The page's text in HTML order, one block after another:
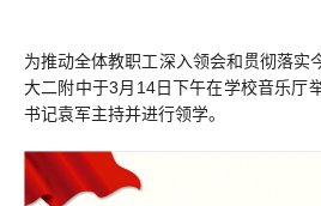
为推动全体教职工深入领会和贯彻落实
大二附中于3月14日下午在学校音乐厅
书记袁军主持并进行领学。